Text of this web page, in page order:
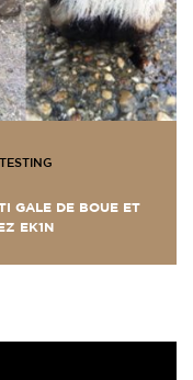
TESTING
GALE DE BOUE ET
EK1N